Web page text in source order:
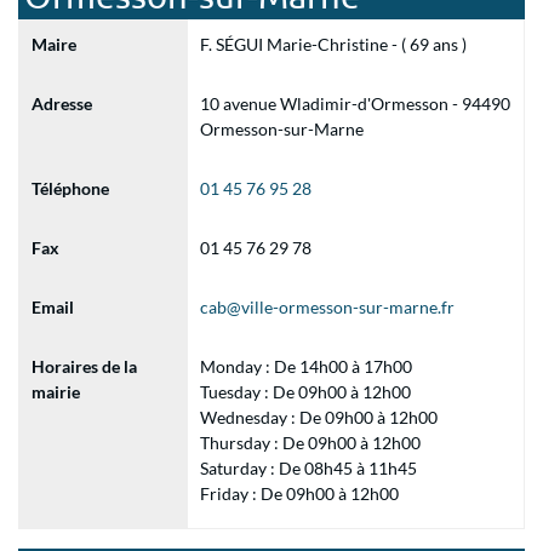
Maire F. SÉGUI Marie-Christine - ( 69 ans )
Adresse
10 avenue Wladimir-d'Ormesson - 94490
Ormesson-sur-Marne
Téléphone 01 45 76 95 28
Fax 01 45 76 29 78
Email cab@ville-ormesson-sur-marne.fr
Horaires de la
mairie
Monday : De 14h00 à 17h00
Tuesday : De 09h00 à 12h00
Wednesday : De 09h00 à 12h00
Thursday : De 09h00 à 12h00
Saturday : De 08h45 à 11h45
Friday : De 09h00 à 12h00